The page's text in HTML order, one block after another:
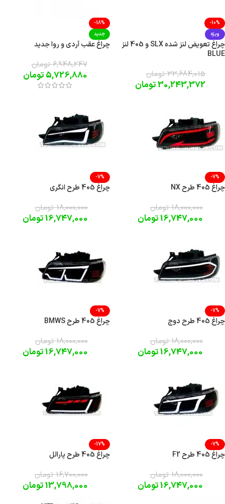
-10%
ویژه
چراغ تعویض لنز شده SLX و 405 لنز
BLUE
33,684,015 تومان
30,243,372تومان
-18%
جدید
چراغ عقب آردی و روا جدید
6,948,247 تومان
5,726,880تومان
-7%
چراغ 405 طرح NX
18,000,000 تومان
16,747,000تومان
-7%
چراغ 405 طرح انگری
18,000,000 تومان
16,747,000تومان
-7%
چراغ 405 طرح دوج
18,000,000 تومان
16,747,000تومان
-7%
چراغ 405 طرح BMWS
18,000,000 تومان
16,747,000تومان
-7%
چراغ 405 طرح F2
18,000,000 تومان
16,747,000تومان
-17%
چراغ 405 طرح پارالل
16,700,000 تومان
13,798,000تومان